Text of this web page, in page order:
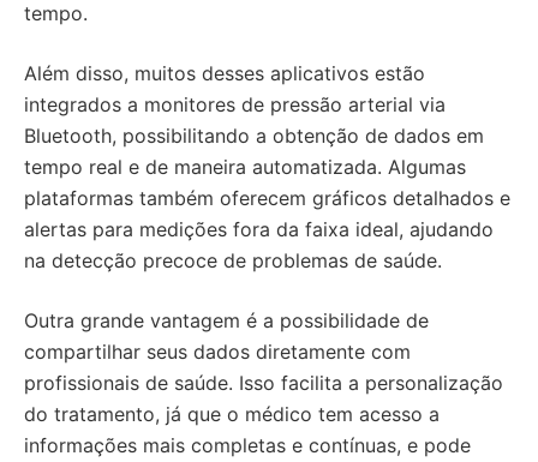
tempo.
Além disso, muitos desses aplicativos estão
integrados a monitores de pressão arterial via
Bluetooth, possibilitando a obtenção de dados em
tempo real e de maneira automatizada. Algumas
plataformas também oferecem gráficos detalhados e
alertas para medições fora da faixa ideal, ajudando
na detecção precoce de problemas de saúde.
Outra grande vantagem é a possibilidade de
compartilhar seus dados diretamente com
profissionais de saúde. Isso facilita a personalização
do tratamento, já que o médico tem acesso a
informações mais completas e contínuas, e pode